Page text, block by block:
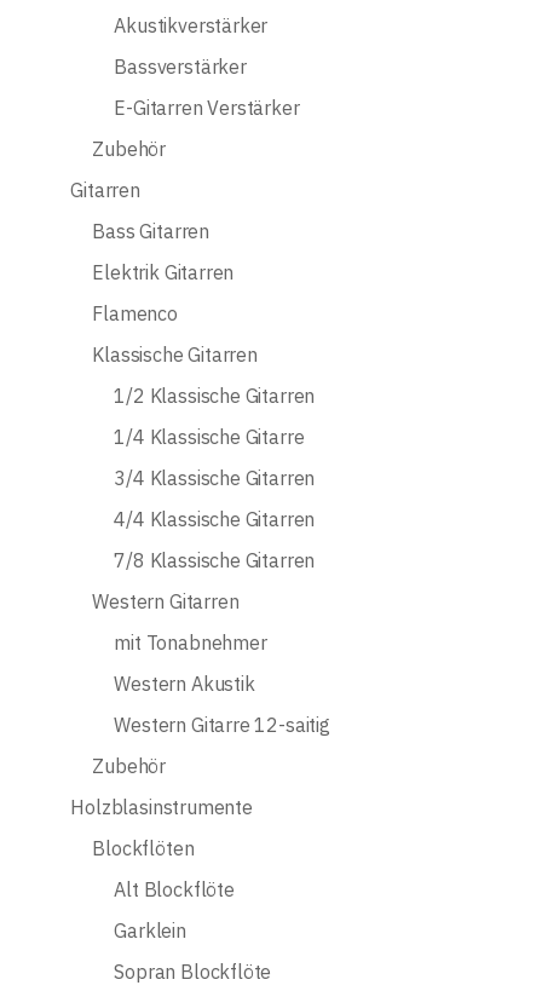
Akustikverstärker
Bassverstärker
E-Gitarren Verstärker
Zubehör
Gitarren
Bass Gitarren
Elektrik Gitarren
Flamenco
Klassische Gitarren
1/2 Klassische Gitarren
1/4 Klassische Gitarre
3/4 Klassische Gitarren
4/4 Klassische Gitarren
7/8 Klassische Gitarren
Western Gitarren
mit Tonabnehmer
Western Akustik
Western Gitarre 12-saitig
Zubehör
Holzblasinstrumente
Blockflöten
Alt Blockflöte
Garklein
Sopran Blockflöte